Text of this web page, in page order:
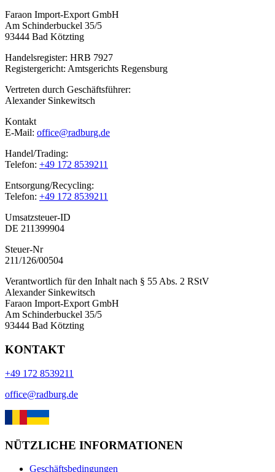
Faraon Import-Export GmbH
Am Schinderbuckel 35/5
93444 Bad Kötzting
Handelsregister: HRB 7927
Registergericht: Amtsgerichts Regensburg
Vertreten durch Geschäftsführer:
Alexander Sinkewitsch
Kontakt
E-Mail: office@radburg.de
Handel/Trading:
Telefon: +49 172 8539211
Entsorgung/Recycling:
Telefon: +49 172 8539211
Umsatzsteuer-ID
DE 211399904
Steuer-Nr
211/126/00504
Verantwortlich für den Inhalt nach § 55 Abs. 2 RStV
Alexander Sinkewitsch
Faraon Import-Export GmbH
Am Schinderbuckel 35/5
93444 Bad Kötzting
KONTAKT
+49 172 8539211
office@radburg.de
NÜTZLICHE INFORMATIONEN
Geschäftsbedingungen